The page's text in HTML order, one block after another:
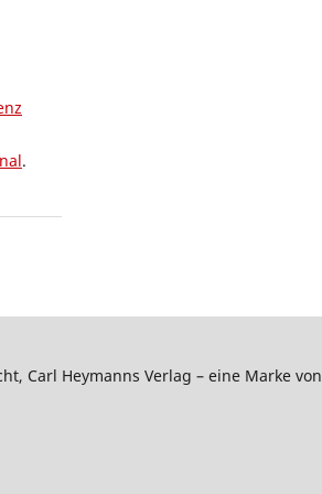
.
Carl Heymanns Verlag – eine Marke von